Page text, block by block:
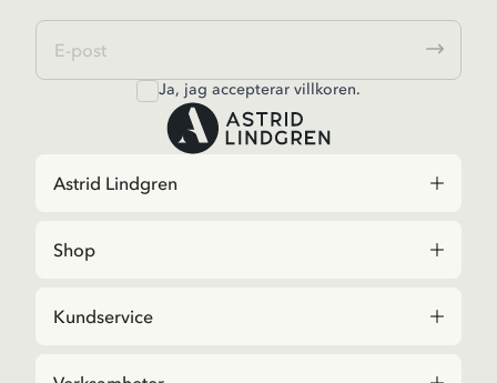
Ja, jag accepterar villkoren.
Astrid Lindgren
Shop
Kundservice